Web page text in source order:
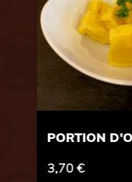
Environ
+